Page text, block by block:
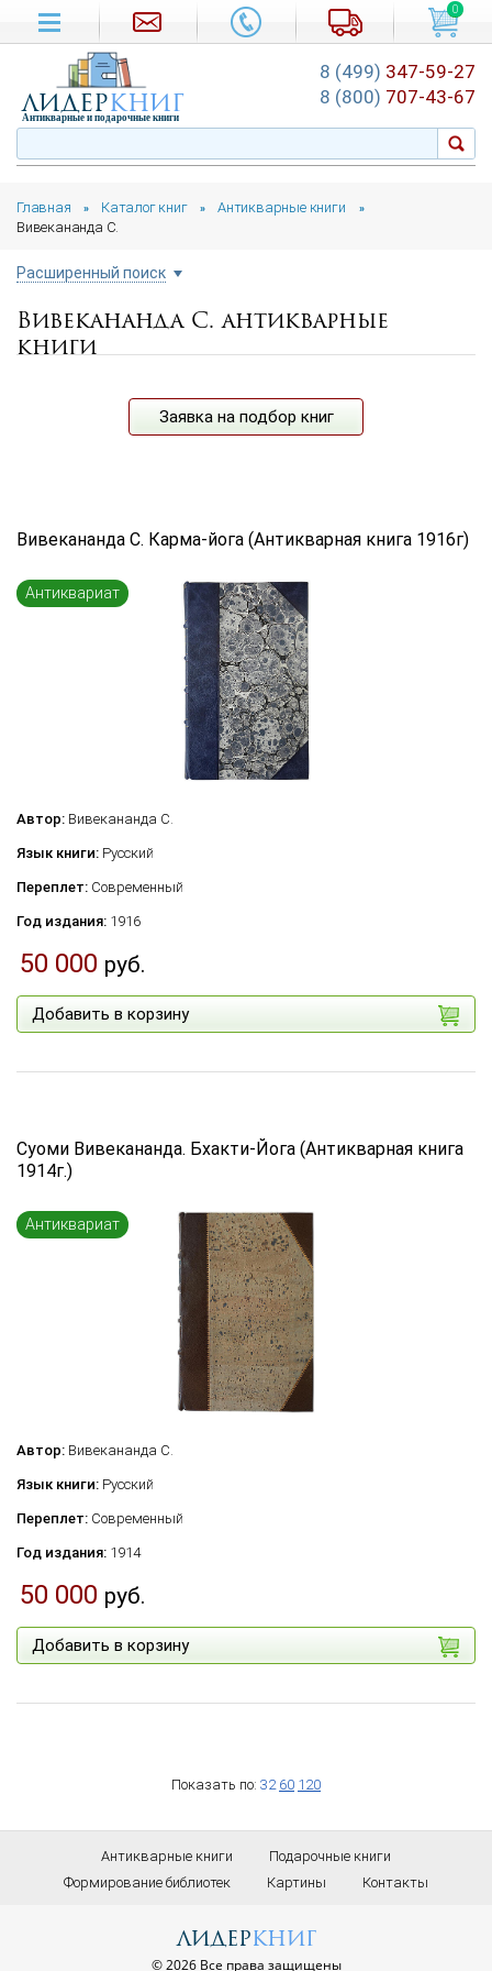
Главная » Каталог книг » Антикварные книги »
Вивекананда С.
Расширенный поиск
Цена руб.
от
до
Переплет
по году издания
по дате поступления (новинки)
Вивекананда С. антикварные
книги
Заявка на подбор книг
Вивекананда С. Карма-йога (Антикварная книга 1916г)
Антиквариат
Автор: Вивекананда С.
Язык книги: Русский
Переплет: Современный
Год издания: 1916
50 000 руб.
Добавить в корзину
Суоми Вивекананда. Бхакти-Йога (Антикварная книга
1914г.)
Антиквариат
Автор: Вивекананда С.
Язык книги: Русский
Переплет: Современный
Год издания: 1914
50 000 руб.
Добавить в корзину
Показать по: 32 60 120
0
лидеркниг
Антикварные и подарочные книги
8 (499) 347-59-27
8 (800) 707-43-67
Антикварные книги
Подарочные книги
Формирование библиотек
Картины Контакты
лидеркниг
© 2026 Все права защищены